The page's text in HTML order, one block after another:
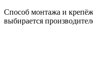
Способ монтажа и
выбирается